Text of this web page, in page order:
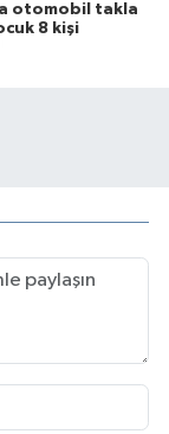
otomobil takla
8 kişi